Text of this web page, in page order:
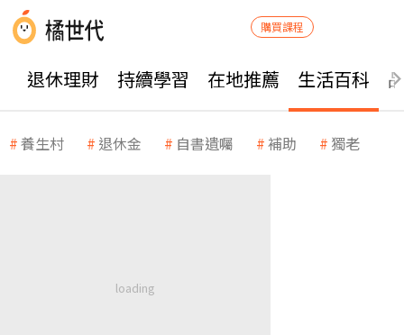
購買課程
退休理財 持續學習 在地推薦 生活百科
養生村 退休金 自書遺囑 補助 獨老